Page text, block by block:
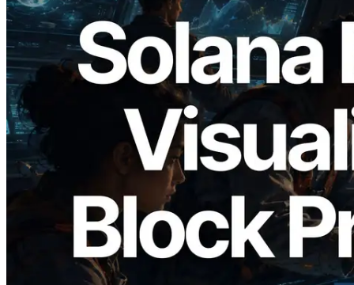
2026.05.24
Validators Solutions lanza el Solana Block
Analyzer — Visualización del tiempo de
producción de bloque por slot y del
Validador asignado
Leer este artículo